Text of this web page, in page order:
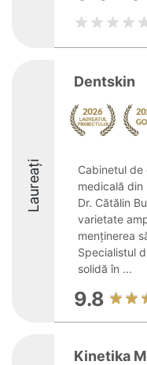
Laureați
Dentskin
Cabinetul de
medicală din
Dr. Cătălin
varietate
menținerea
Specialistul
solidă în ...
9.8
Kinetika